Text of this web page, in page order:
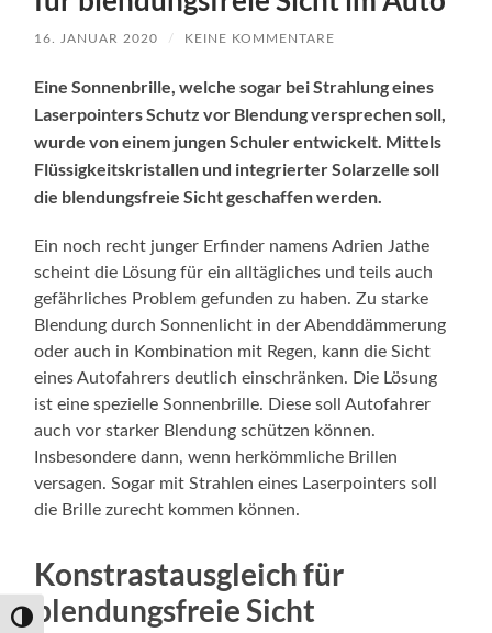
Umschalten auf hohe Kontraste
16. JANUAR 2020 / KEINE KOMMENTARE
Eine Sonnenbrille, welche sogar bei Strahlung eines
Laserpointers Schutz vor Blendung versprechen soll,
wurde von einem jungen Schuler entwickelt. Mittels
Flüssigkeitskristallen und integrierter Solarzelle soll
die blendungsfreie Sicht geschaffen werden.
Ein noch recht junger Erfinder namens Adrien Jathe
scheint die Lösung für ein alltägliches und teils auch
gefährliches Problem gefunden zu haben. Zu starke
Blendung durch Sonnenlicht in der Abenddämmerung
oder auch in Kombination mit Regen, kann die Sicht
eines Autofahrers deutlich einschränken. Die Lösung
ist eine spezielle Sonnenbrille. Diese soll Autofahrer
auch vor starker Blendung schützen können.
Insbesondere dann, wenn herkömmliche Brillen
versagen. Sogar mit Strahlen eines Laserpointers soll
die Brille zurecht kommen können.
Konstrastausgleich für
blendungsfreie Sicht